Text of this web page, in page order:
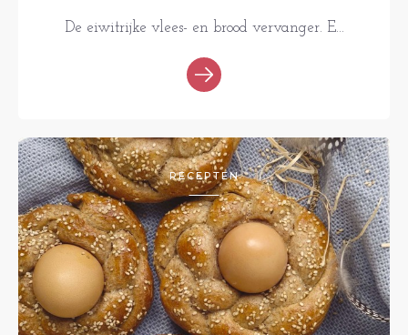
De eiwitrijke vlees- en brood vervanger. E...
RECEPTEN